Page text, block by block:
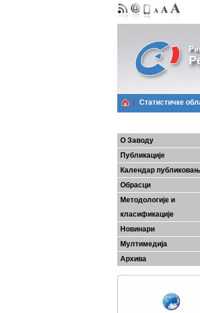
Статистичке
О Заводу
Публикације
Календар
Обрасци
Методологије и
класификације
Новинари
Мултимедија
Архива